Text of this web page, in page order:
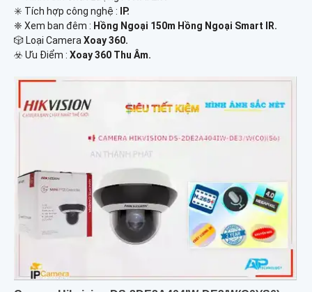
✳️ Tích hợp công nghệ :
IP.
❈ Xem ban đêm : Hồng Ngoại 150m Hồng Ngoại Smart IR.
🎲 Loại CameraXoay 360.
️☣️ Ưu Điểm : Xoay 360 Thu Âm.